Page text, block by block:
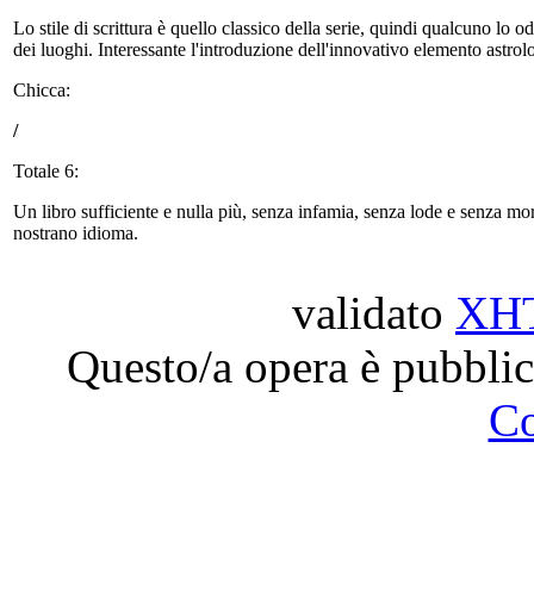
Lo stile di scrittura è quello classico della serie, quindi qualcuno lo
dei luoghi. Interessante l'introduzione dell'innovativo elemento
Chicca:
/
Totale 6:
Un libro sufficiente e nulla più, senza infamia, senza lode e senza
nostrano idioma.
validato
Questo/a opera è